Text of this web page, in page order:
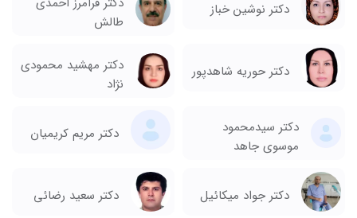
دکتر نوشین خباز
طالش
دکتر حوریه شاهدپور
دکتر مهشید محمودی
نژاد
دکتر سیدمحمود
موسوی جاهد
دکتر مریم کریمیان
دکتر جواد میکائیل دکتر سعید رضائی